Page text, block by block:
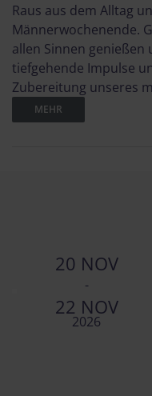
Raus aus dem Alltag
Männerwochenende.
allen Sinnen genießen
tiefgehende Impulse
Zubereitung unseres
MEHR
20 NOV
-
22 NOV
2026